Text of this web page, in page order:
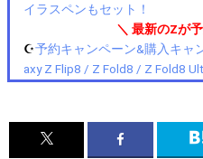
イラスペンもセット！
＼ 最新のZが
☪️予約キャンペーン&購入キャ
axy Z Flip8 / Z Fold8 / Z Fold8